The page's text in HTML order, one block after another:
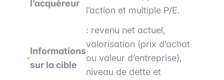
l’acquéreur
l’action et multiple P/E.
Informations
sur la cible
: revenu net actuel,
valorisation (prix d’achat
ou valeur d’entreprise),
niveau de dette et